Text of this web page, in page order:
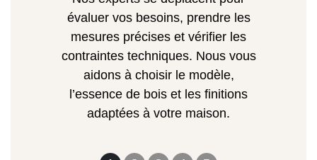
évaluer vos besoins, prendre les
mesures précises et vérifier les
contraintes techniques. Nous vous
aidons à choisir le modèle,
l’essence de bois et les finitions
adaptées à votre maison.